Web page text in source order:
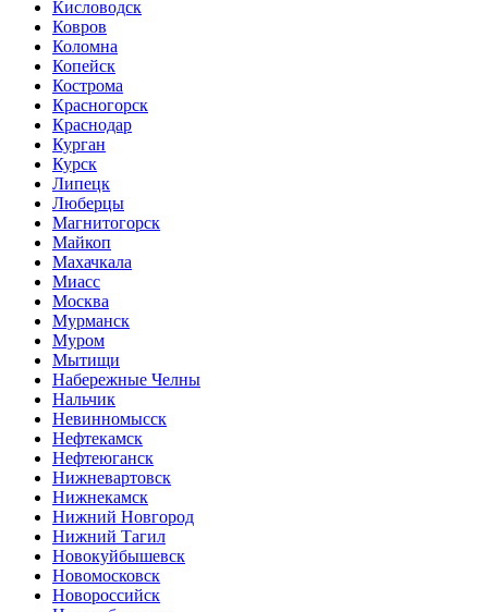
Кисловодск
Ковров
Коломна
Копейск
Кострома
Красногорск
Краснодар
Курган
Курск
Липецк
Люберцы
Магнитогорск
Майкоп
Махачкала
Миасс
Москва
Мурманск
Муром
Мытищи
Набережные Челны
Нальчик
Невинномысск
Нефтекамск
Нефтеюганск
Нижневартовск
Нижнекамск
Нижний Новгород
Нижний Тагил
Новокуйбышевск
Новомосковск
Новороссийск